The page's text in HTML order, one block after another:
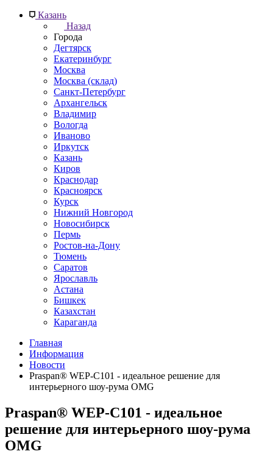
Казань
Назад
Города
Дегтярск
Екатеринбург
Москва
Москва (склад)
Санкт-Петербург
Архангельск
Владимир
Вологда
Иваново
Иркутск
Казань
Киров
Краснодар
Красноярск
Курск
Нижний Новгород
Новосибирск
Пермь
Ростов-на-Дону
Тюмень
Саратов
Ярославль
Астана
Бишкек
Казахстан
Караганда
Главная
Информация
Новости
Praspan® WEP-C101 - идеальное решение для
интерьерного шоу-рума OMG
Praspan® WEP-C101 - идеальное
решение для интерьерного шоу-рума
OMG